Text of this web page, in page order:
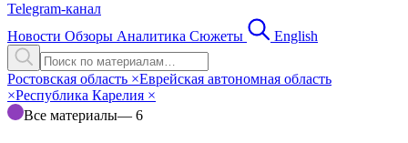
Telegram-канал
Новости Обзоры Аналитика Сюжеты English
Ростовская область ×Еврейская автономная область
×Республика Карелия ×
Все материалы— 6